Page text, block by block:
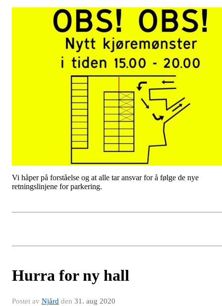
Vi håper på forståelse og at alle tar ansvar for å følge de nye
retningslinjene for parkering.
Hurra for ny hall
Postet av Njård den 31. aug 2020